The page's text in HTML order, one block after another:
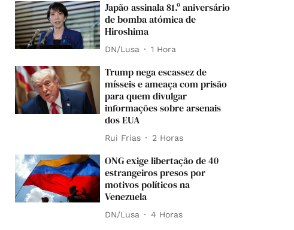
Japão assinala 81.º aniversário
de bomba atómica de
Hiroshima
DN/Lusa 1 Hora
Trump nega escassez de
mísseis e ameaça com prisão
para quem divulgar
informações sobre arsenais
dos EUA
Rui Frias 2 Horas
ONG exige libertação de 40
estrangeiros presos por
motivos políticos na
Venezuela
DN/Lusa 4 Horas